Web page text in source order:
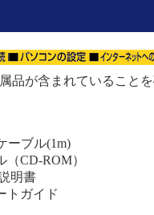
品が含まれていること
ーブル(1m)
CD-ROM）
明書
トガイド